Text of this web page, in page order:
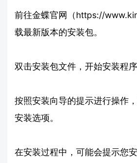
前往金蝶官网（https://
载最新版本的安装包。
双击安装包文件，开始安装程序
按照安装向导的提示进行操作
安装选项。
在安装过程中，可能会提示您